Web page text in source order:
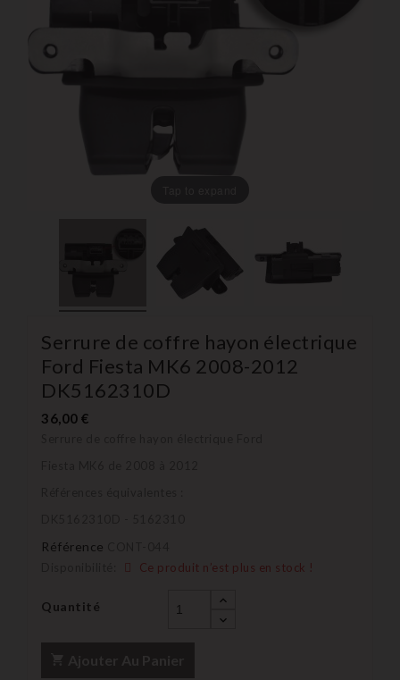
Serrure de coffre hayon électrique
Ford Fiesta MK6 2008-2012
DK5162310D
36,00 €
Référence
Ce produit n’est plus en stock !
Quantité